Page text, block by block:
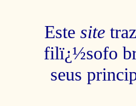
Este site
filï¿½sofo
seus